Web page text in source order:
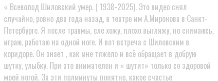
« Всеволод Шиловский умер. ( 1938-2025). Это видео снял
случайно, ровно два года назад, в театре им А.Миронова в Санкт-
Петербурге. Я после травмы, еле хожу, плохо выгляжу, но снимаюсь,
играю, работаю на одной ноге. И вот встреча с Шиловским в
коридоре. Он знает , как мне тяжело и всё обращает в добрую
шутку, улыбку. При это внимателен и « шутит» только со здоровой
моей ногой. За эти полминуты понятно, какое счастье